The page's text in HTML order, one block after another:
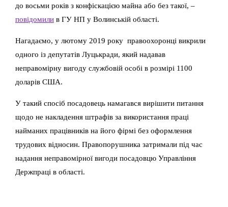
до восьми років з конфіскацією майна або без такої, –
повідомили в ГУ НП у Волинській області.
Нагадаємо, у лютому 2019 року правоохоронці викрили
одного із депутатів Луцькради, який надавав
неправомірну вигоду службовій особі в розмірі 1100
доларів США.
У такий спосіб посадовець намагався вирішити питання
щодо не накладення штрафів за використання праці
найманих працівників на його фірмі без оформлення
трудових відносин. Правопорушника затримали під час
надання неправомірної вигоди посадовцю Управління
Держпраці в області.